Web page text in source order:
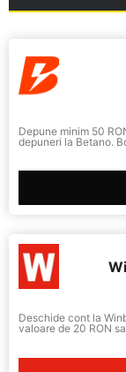
Depune minim 50
depuneri la Betano.
Deschide cont la
valoare de 20 RON